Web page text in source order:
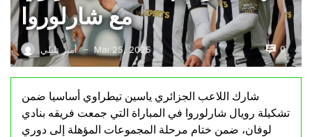
مع شارلوروا
أمير تليلي — Mai 25, 2025 0
شارك اللاعب الجزائري ياسين تيطراوي أساسيا ضمن
تشكيلة رويال شارلوروا في المباراة التي جمعت فريقه بنادي
لوفان، ضمن ختام مرحلة المجموعات المؤهلة إلى دوري